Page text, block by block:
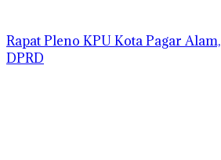
Rapat Pleno KPU Kota Pagar
DPRD